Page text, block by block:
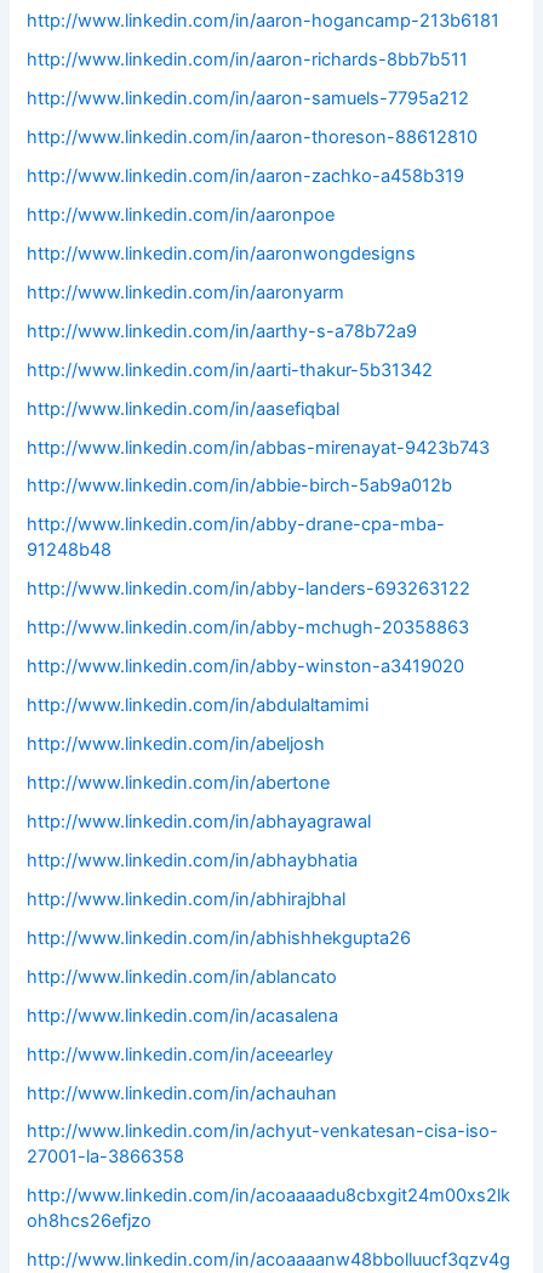
http://www.linkedin.com/in/aaron-hogancamp-213b6181
http://www.linkedin.com/in/aaron-richards-8bb7b511
http://www.linkedin.com/in/aaron-samuels-7795a212
http://www.linkedin.com/in/aaron-thoreson-88612810
http://www.linkedin.com/in/aaron-zachko-a458b319
http://www.linkedin.com/in/aaronpoe
http://www.linkedin.com/in/aaronwongdesigns
http://www.linkedin.com/in/aaronyarm
http://www.linkedin.com/in/aarthy-s-a78b72a9
http://www.linkedin.com/in/aarti-thakur-5b31342
http://www.linkedin.com/in/aasefiqbal
http://www.linkedin.com/in/abbas-mirenayat-9423b743
http://www.linkedin.com/in/abbie-birch-5ab9a012b
http://www.linkedin.com/in/abby-drane-cpa-mba-
91248b48
http://www.linkedin.com/in/abby-landers-693263122
http://www.linkedin.com/in/abby-mchugh-20358863
http://www.linkedin.com/in/abby-winston-a3419020
http://www.linkedin.com/in/abdulaltamimi
http://www.linkedin.com/in/abeljosh
http://www.linkedin.com/in/abertone
http://www.linkedin.com/in/abhayagrawal
http://www.linkedin.com/in/abhaybhatia
http://www.linkedin.com/in/abhirajbhal
http://www.linkedin.com/in/abhishhekgupta26
http://www.linkedin.com/in/ablancato
http://www.linkedin.com/in/acasalena
http://www.linkedin.com/in/aceearley
http://www.linkedin.com/in/achauhan
http://www.linkedin.com/in/achyut-venkatesan-cisa-iso-
27001-la-3866358
http://www.linkedin.com/in/acoaaaadu8cbxgit24m00xs2lk
oh8hcs26efjzo
http://www.linkedin.com/in/acoaaaanw48bbolluucf3qzv4g